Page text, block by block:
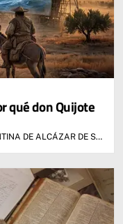
qué don Quijote
CONSTANTINO LÓPEZ. SOCIEDAD CERVANTINA DE ALCÁZAR DE SAN JUAN